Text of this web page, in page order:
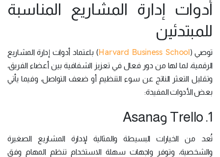
أدوات إدارة المشاريع المناسبة
للمبتدئين
توصي (Harvard Business School) باعتماد أدوات إدارة المشاريع
الرقمية، لما لها من دور فعال في تعزيز الشفافية بين أعضاء الفريق،
وتقليل التعثر الناتج عن سوء التنظيم أو ضعف التواصل، وفيما يأتي
بعض الأدوات المفيدة:
1. Trello وAsana
تُعد من الخيارات البسيطة والمثالية لإدارة المشاريع الصغيرة
والشخصية، وتوفر واجهات سهلة الاستخدام تنظم المهام وفق